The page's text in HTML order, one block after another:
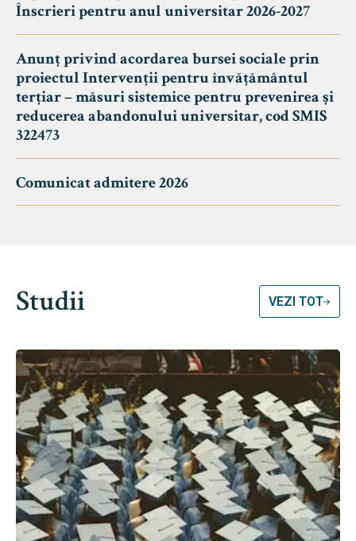
Înscrieri pentru anul universitar 2026-2027
Anunț privind acordarea bursei sociale prin
proiectul Intervenții pentru învățământul
terțiar – măsuri sistemice pentru prevenirea și
reducerea abandonului universitar, cod SMIS
322473
Comunicat admitere 2026
Studii VEZI TOT